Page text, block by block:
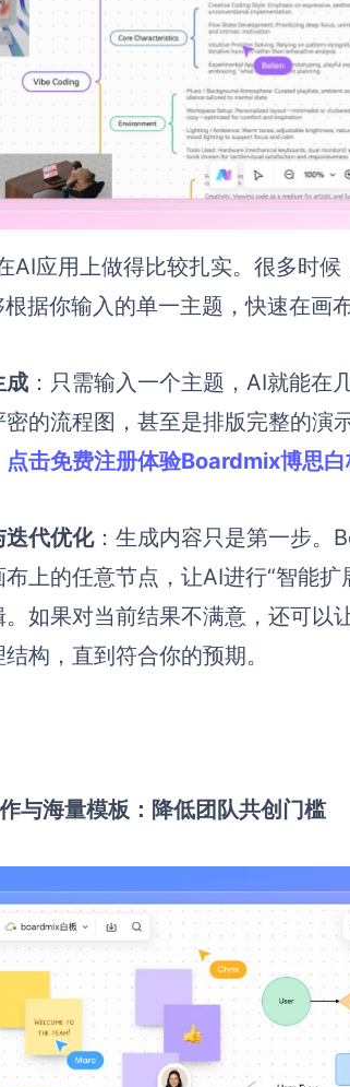
AI应用上做得比较扎实。很多时
据你输入的单一主题，快速在画
成 ：只需输入一个主题，AI就能在
密的流程图，甚至是排版完整的演
点击免费注册体验Boardmix博思白
迭代优化：生成内容只是第一步。
布上的任意节点，让AI进行“智能
如果对当前结果不满意，还可以
构，直到符合你的预期。
与海量模板：降低团队共创门槛